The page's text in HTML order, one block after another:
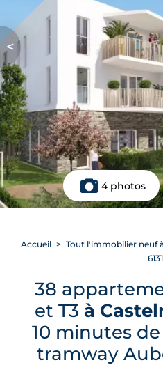
<
4 photos
Accueil Tout l'immobilier neuf
6131
38
et T3 à
10 minutes
tramway